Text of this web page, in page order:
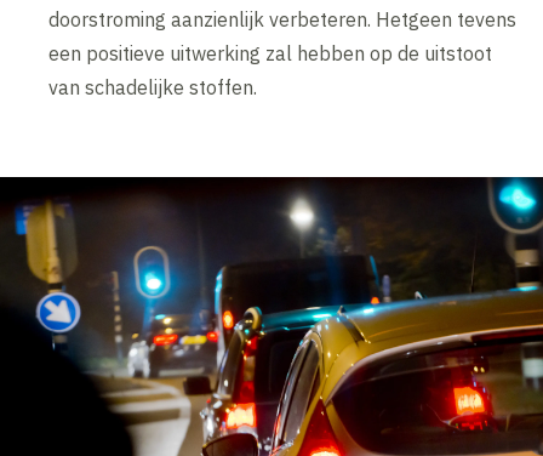
doorstroming aanzienlijk verbeteren. Hetgeen tevens
een positieve uitwerking zal hebben op de uitstoot
van schadelijke stoffen.